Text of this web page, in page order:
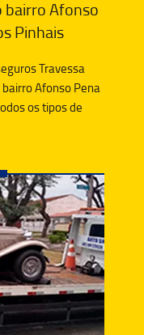
bairro Afonso
Pinhais
Travessa
Afonso Pena
os tipos de